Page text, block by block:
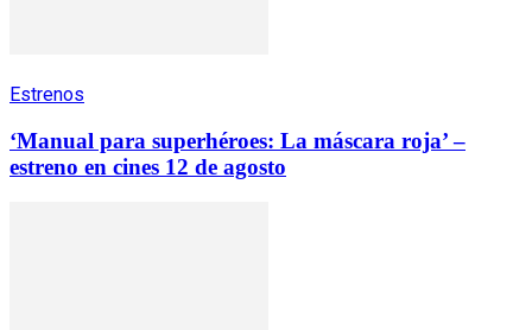
Estrenos
‘Manual para superhéroes: La máscara roja’ –
estreno en cines 12 de agosto